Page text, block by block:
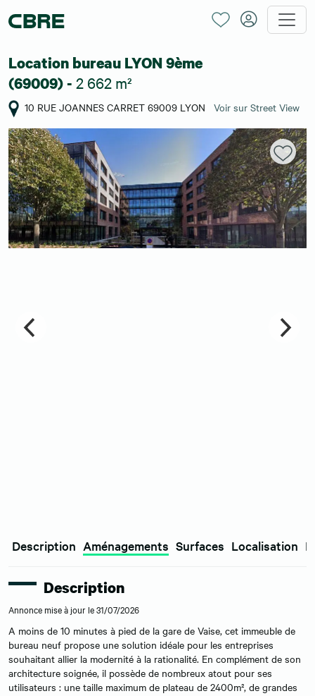
Location bureau LYON 9ème
(69009) - 2 662 m²
10 RUE JOANNES CARRET 69009 LYON Voir sur Street View
Description Aménagements Surfaces Localisation
Description
Annonce mise à jour le 31/07/2026
A moins de 10 minutes à pied de la gare de Vaise, cet immeuble de
bureau neuf propose une solution idéale pour les entreprises
souhaitant allier la modernité à la rationalité. En complément de son
architecture soignée, il possède de nombreux atout pour ses
utilisateurs : une taille maximum de plateau de 2400m², de grandes